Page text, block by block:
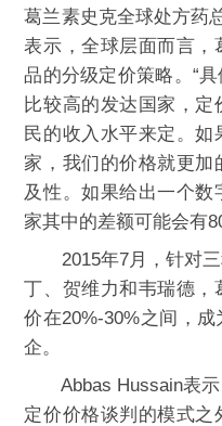
葛兰素史克全球处方药
表示，全球层面而言，
品的分级定价策略。“
比较高的发达国家，
民的收入水平来定。如
家，我们的价格就更
及性。如果给出一个数
家其中的差额可能会有
2015年7月，针对三
丁、贺维力和韦瑞德，
价在20%-30%之间，
企。
Abbas Hussain表示
定价价格谈判的模式